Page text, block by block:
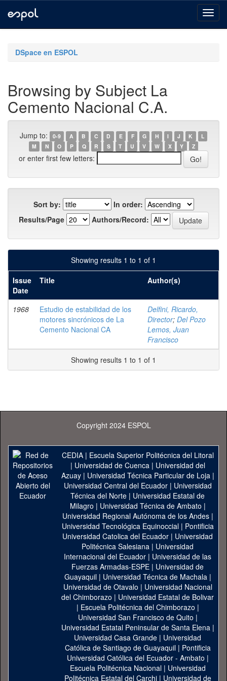
navigationDSpace en ESPOL
Browsing by Subject La
Cemento Nacional C.A.
Jump to: 0-9 A B C D E F G H I J K
L
M
N O P Q R S T U V W X Y Z
or enter first few letters:
Sort by:
In order:
Results/Page
Authors/Record:
Showing results 1 to 1 of 1
Issue
Date
Title Author(s)
1968
Estudio de estabilidad de los
motores sincrónicos de La
Cemento Nacional CA
Delfini, Ricardo,
Director; Del Pozo
Lemos, Juan
Francisco
Showing results 1 to 1 of 1
Copyright 2024 ESPOL
CEDIA| Escuela Superior Politécnica del Litoral
| Universidad de Cuenca| Universidad del
Azuay| Universidad Técnica Particular de Loja|
Universidad Central del Ecuador| Universidad
Técnica del Norte | Universidad Estatal de
Milagro | Universidad Técnica de Ambato |
Universidad Regional Autónoma de los Andes|
Universidad Tecnológica Equinoccial| Pontificia
Universidad Catolica del Ecuador | Universidad
Politécnica Salesiana | Universidad
Internacional del Ecuador | Universidad de las
Fuerzas Armadas-ESPE | Universidad de
Guayaquil| Universidad Técnica de Machala|
Universidad de Otavalo | Universidad Nacional
del Chimborazo | Universidad Estatal de Bolivar
| Escuela Politécnica del Chimborazo |
Universidad San Francisco de Quito |
Universidad Estatal Peninsular de Santa Elena|
Universidad Casa Grande | Universidad
Católica de Santiago de Guayaquil| Pontificia
Universidad Católica del Ecuador - Ambato |
Escuela Politécnica Nacional| Universidad
Politécnica Estatal del Carchi| Universidad de